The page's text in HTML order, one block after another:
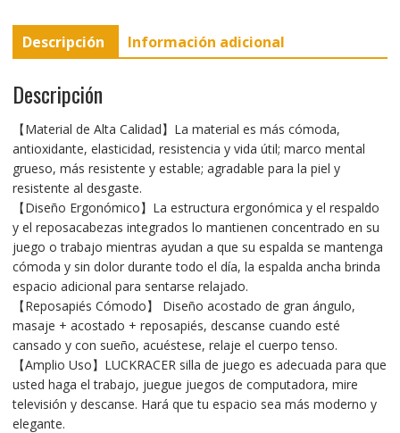
b
o
o
t
e
r
l
A
p
n
g
r
a
Descripción Información adicional
Descripción
【Material de Alta Calidad】La material es más cómoda,
antioxidante, elasticidad, resistencia y vida útil; marco mental
grueso, más resistente y estable; agradable para la piel y
resistente al desgaste.
【Diseño Ergonómico】La estructura ergonómica y el respaldo
y el reposacabezas integrados lo mantienen concentrado en su
juego o trabajo mientras ayudan a que su espalda se mantenga
cómoda y sin dolor durante todo el día, la espalda ancha brinda
espacio adicional para sentarse relajado.
【Reposapiés Cómodo】 Diseño acostado de gran ángulo,
masaje + acostado + reposapiés, descanse cuando esté
cansado y con sueño, acuéstese, relaje el cuerpo tenso.
【Amplio Uso】LUCKRACER silla de juego es adecuada para que
usted haga el trabajo, juegue juegos de computadora, mire
televisión y descanse. Hará que tu espacio sea más moderno y
elegante.